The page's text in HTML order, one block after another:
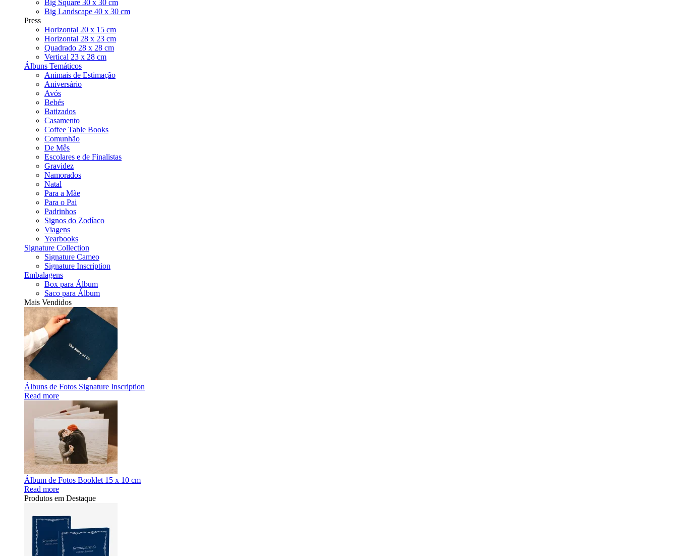
Big Square 30 x 30 cm
Big Landscape 40 x 30 cm
Press
Horizontal 20 x 15 cm
Horizontal 28 x 23 cm
Quadrado 28 x 28 cm
Vertical 23 x 28 cm
Álbuns Temáticos
Animais de Estimação
Aniversário
Avós
Bebés
Batizados
Casamento
Coffee Table Books
Comunhão
De Mês
Escolares e de Finalistas
Gravidez
Namorados
Natal
Para a Mãe
Para o Pai
Padrinhos
Signos do Zodíaco
Viagens
Yearbooks
Signature Collection
Signature Cameo
Signature Inscription
Embalagens
Box para Álbum
Saco para Álbum
Mais Vendidos
Álbuns de Fotos Signature Inscription
Read more
Álbum de Fotos Booklet 15 x 10 cm
Read more
Produtos em Destaque